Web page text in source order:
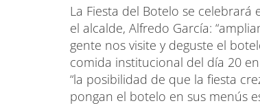
La Fiesta del Botelo se
el alcalde, Alfredo García:
gente nos visite y deguste el
comida institucional del día 20
“la posibilidad de que la fiesta
pongan el botelo en sus menús